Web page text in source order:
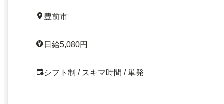
豊前市
日給5,080円
シフト制 / スキマ時間 / 単発